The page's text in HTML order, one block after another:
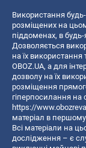
Використання будь-
розміщених на
піддоменах, в
Дозволяється
на їх
OBOZ.UA, а для
дозволу на їх
розміщення
гіперпосилання на
https://
матеріал в першому
Всі матеріали на
дослідження – є